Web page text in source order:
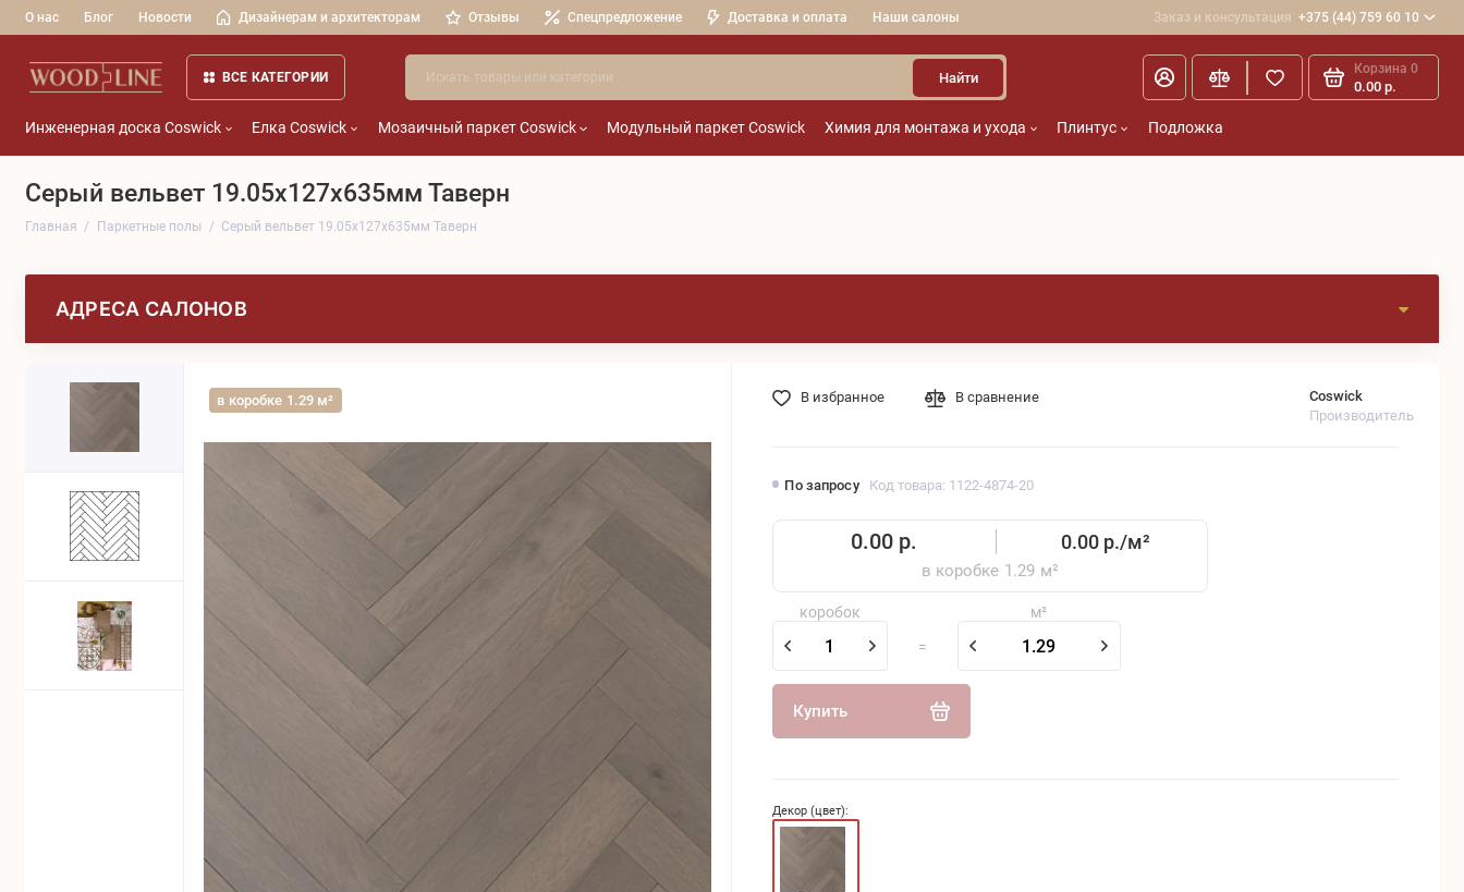
О нас Блог Новости Дизайнерам и архитекторам Отзывы Спецпредложение Доставка и оплата Наши салоны Заказ и консультация +375 (44) 759 60 10
ВСЕ КАТЕГОРИИ Найти
Корзина 0
0.00 р.
Инженерная доска Coswick Елка Coswick Мозаичный паркет Coswick Модульный паркет Coswick Химия для монтажа и ухода Плинтус Подложка
Серый вельвет 19.05x127x635мм Таверн
Главная Паркетные полы Серый вельвет 19.05x127x635мм Таверн
АДРЕСА САЛОНОВ
в коробке 1.29 м²
По запросу Код товара: 1122-4874-20
Coswick
Производитель
0.00 р. 0.00 р./м²
в коробке 1.29 м²
коробок
=
м²
Купить
В избранное В сравнение
Декор (цвет):